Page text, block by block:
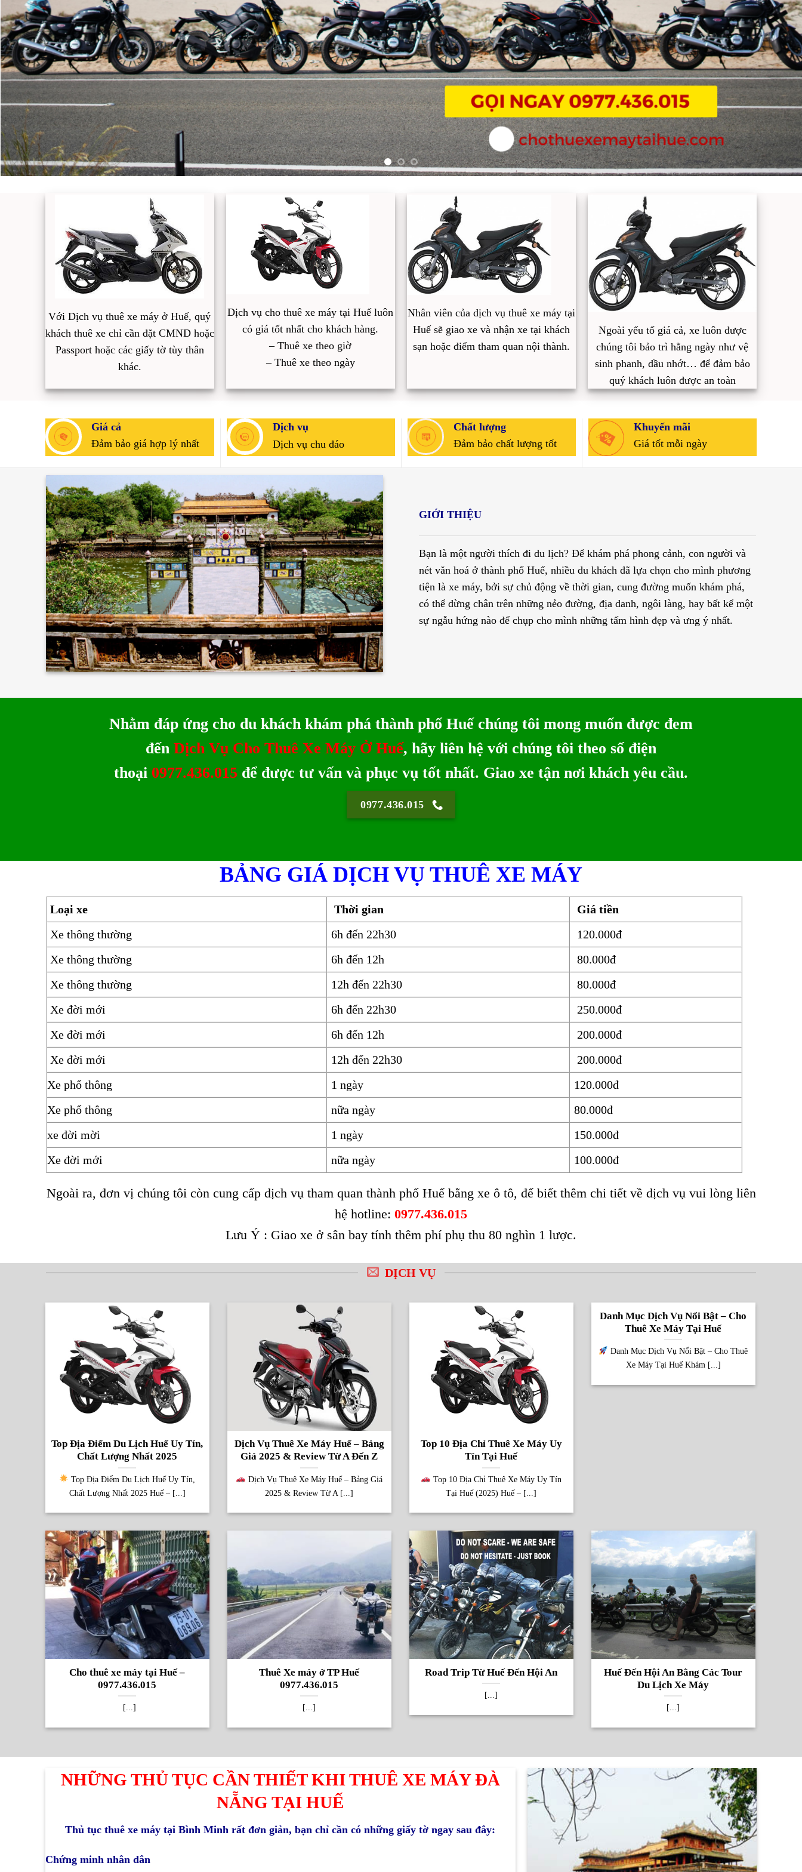
Với Dịch vụ thuê xe máy ở Huế, quý
khách thuê xe chỉ cần đặt CMND hoặc
Passport hoặc các giấy tờ tùy thân
khác.
Dịch vụ cho thuê xe máy tại Huế luôn
có giá tốt nhất cho khách hàng.
– Thuê xe theo giờ
– Thuê xe theo ngày
Nhân viên của dịch vụ thuê xe máy tại
Huế sẽ giao xe và nhận xe tại khách
sạn hoặc điểm tham quan nội thành.
Ngoài yếu tố giá cả, xe luôn được
chúng tôi bảo trì hằng ngày như vệ
sinh phanh, dầu nhớt… để đảm bảo
quý khách luôn được an toàn
Giá cả
Đảm bảo giá hợp lý nhất
Dịch vụ
Dịch vụ chu đáo
Chất lượng
Đảm bảo chất lượng tốt
Khuyến mãi
Giá tốt mỗi ngày
GIỚI THIỆU
Bạn là một người thích đi du lịch? Để khám phá phong cảnh, con người và
nét văn hoá ở thành phố Huế, nhiều du khách đã lựa chọn cho mình phương
tiện là xe máy, bởi sự chủ động về thời gian, cung đường muốn khám phá,
có thể dừng chân trên những nẻo đường, địa danh, ngôi làng, hay bất kể một
sự ngẫu hứng nào để chụp cho mình những tấm hình đẹp và ưng ý nhất.
Nhằm đáp ứng cho du khách khám phá thành phố Huế chúng tôi mong muốn được đem
đến Dịch Vụ Cho Thuê Xe Máy Ở Huế, hãy liên hệ với chúng tôi theo số điện
thoại 0977.436.015 để được tư vấn và phục vụ tốt nhất. Giao xe tận nơi khách yêu cầu.
0977.436.015
BẢNG GIÁ DỊCH VỤ THUÊ XE MÁY
Loại xe Thời gian
Giá tiền
Xe thông thường
6h đến 22h30
120.000đ
Xe thông thường
6h đến 12h
80.000đ
Xe thông thường
12h đến 22h30
80.000đ
Xe đời mới
6h đến 22h30
250.000đ
Xe đời mới
6h đến 12h
200.000đ
Xe đời mới
12h đến 22h30
200.000đ
Xe phổ thông
1 ngày
120.000đ
Xe phổ thông
nữa ngày
80.000đ
xe đời mời
1 ngày
150.000đ
Xe đời mới
nữa ngày 100.000đ
Ngoài ra, đơn vị chúng tôi còn cung cấp dịch vụ tham quan thành phố Huế bằng xe ô tô, để biết thêm chi tiết về dịch vụ vui lòng liên
hệ hotline: 0977.436.015
Lưu Ý : Giao xe ở sân bay tính thêm phí phụ thu 80 nghìn 1 lược.
DỊCH VỤ
Top Địa Điểm Du Lịch Huế Uy Tín,
Chất Lượng Nhất 2025
Top Địa Điểm Du Lịch Huế Uy Tín,
Chất Lượng Nhất 2025 Huế – [...]
Dịch Vụ Thuê Xe Máy Huế – Bảng
Giá 2025 & Review Từ A Đến Z
Dịch Vụ Thuê Xe Máy Huế – Bảng Giá
2025 & Review Từ A [...]
Top 10 Địa Chỉ Thuê Xe Máy Uy
Tín Tại Huế
Top 10 Địa Chỉ Thuê Xe Máy Uy Tín
Tại Huế (2025) Huế – [...]
Danh Mục Dịch Vụ Nổi Bật – Cho
Thuê Xe Máy Tại Huế
Danh Mục Dịch Vụ Nổi Bật – Cho Thuê
Xe Máy Tại Huế Khám [...]
Cho thuê xe máy tại Huế –
0977.436.015
[...]
Thuê Xe máy ở TP Huế
0977.436.015
[...]
Road Trip Từ Huế Đến Hội An
[...]
Huế Đến Hội An Bằng Các Tour
Du Lịch Xe Máy
[...]
NHỮNG THỦ TỤC CẦN THIẾT KHI THUÊ XE MÁY ĐÀ
NẴNG TẠI HUẾ
Thủ tục thuê xe máy tại Bình Minh rất đơn giản, bạn chỉ cần có những giấy tờ ngay sau đây:
Chứng minh nhân dân